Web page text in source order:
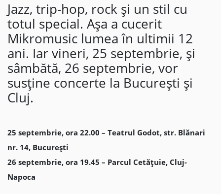
Jazz, trip-hop, rock și un stil cu
totul special. Așa a cucerit
Mikromusic lumea în ultimii 12
ani. Iar vineri, 25 septembrie, și
sâmbătă, 26 septembrie, vor
susține concerte la București și
Cluj.
25 septembrie, ora 22.00 – Teatrul Godot, str. Blănari
nr. 14, București
26 septembrie, ora 19.45 – Parcul Cetățuie, Cluj-
Napoca